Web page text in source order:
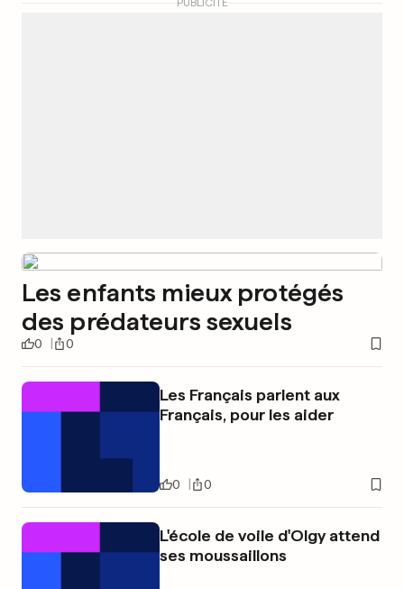
PUBLICITÉ
Les enfants mieux protégés
des prédateurs sexuels
0 0
Les Français parlent aux
Français, pour les aider
0 0
L'école de voile d'Olgy attend
ses moussaillons